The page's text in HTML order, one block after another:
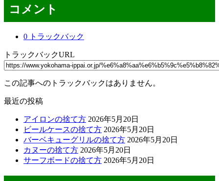
コメント
0 トラックバック
トラックバックURL
この記事へのトラックバックはありません。
最近の投稿
アイロンの捨て方 2026年5月20日
ビールケースの捨て方 2026年5月20日
バーベキューグリルの捨て方 2026年5月20日
カヌーの捨て方 2026年5月20日
サーフボードの捨て方 2026年5月20日